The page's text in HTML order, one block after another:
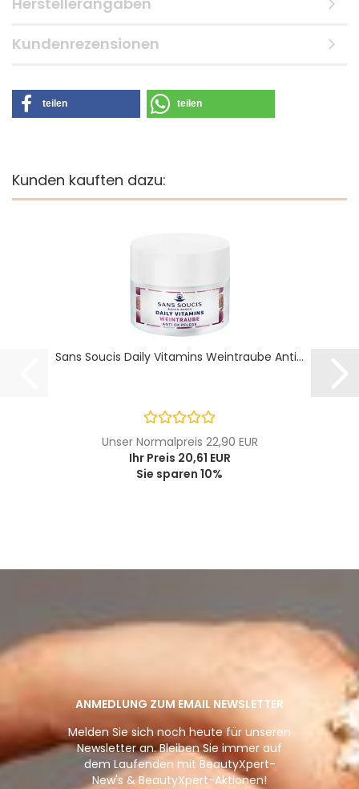
Kundenrezensionen
teilen teilen
Kunden kauften dazu:
Sans Soucis Daily Vitamins Weintraube Anti...
Unser Normalpreis 22,90 EUR
Ihr Preis 20,61 EUR
Sie sparen 10%
ANMEDLUNG ZUM EMAIL NEWSLETTER
Melden Sie sich noch heute für unseren
Newsletter an. Bleiben Sie immer auf
dem Laufenden mit BeautyXpert-
New's & BeautyXpert-Aktionen!